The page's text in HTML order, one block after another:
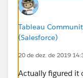
Tableau
(Salesforce)
20 de dez. de 2019
Actually figured it